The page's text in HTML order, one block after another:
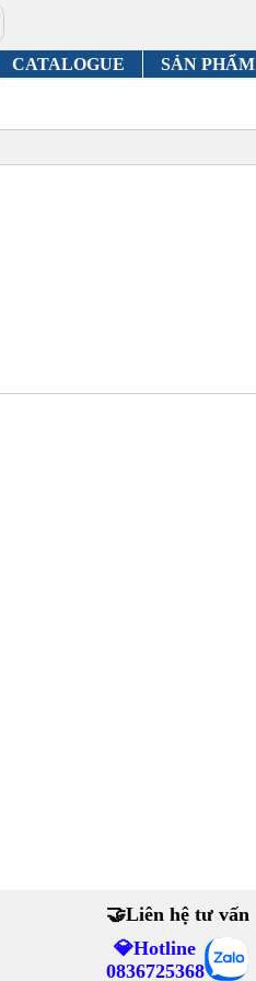
CATALOGUE SẢN PHẨM
🤝Liên hệ tư vấn
💎Hotline
0836725368